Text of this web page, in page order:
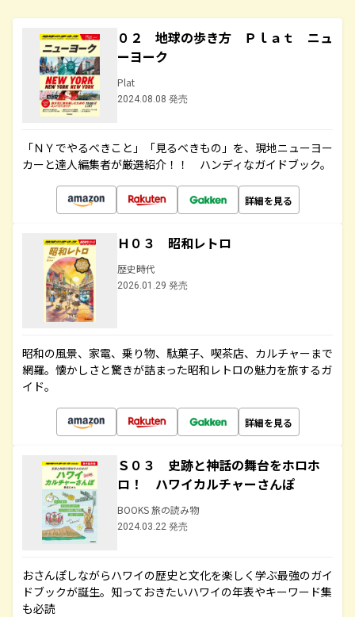
０２ 地球の歩き方 Ｐｌａｔ ニュ
ーヨーク
Plat
2024.08.08 発売
「ＮＹでやるべきこと」「見るべきもの」を、現地ニューヨー
カーと達人編集者が厳選紹介！！ ハンディなガイドブック。
詳細を見る
Ｈ０３ 昭和レトロ
歴史時代
2026.01.29 発売
昭和の風景、家電、乗り物、駄菓子、喫茶店、カルチャーまで
網羅。懐かしさと驚きが詰まった昭和レトロの魅力を旅するガ
イド。
詳細を見る
Ｓ０３ 史跡と神話の舞台をホロホ
ロ！ ハワイカルチャーさんぽ
BOOKS 旅の読み物
2024.03.22 発売
おさんぽしながらハワイの歴史と文化を楽しく学ぶ最強のガイ
ドブックが誕生。知っておきたいハワイの年表やキーワード集
も必読